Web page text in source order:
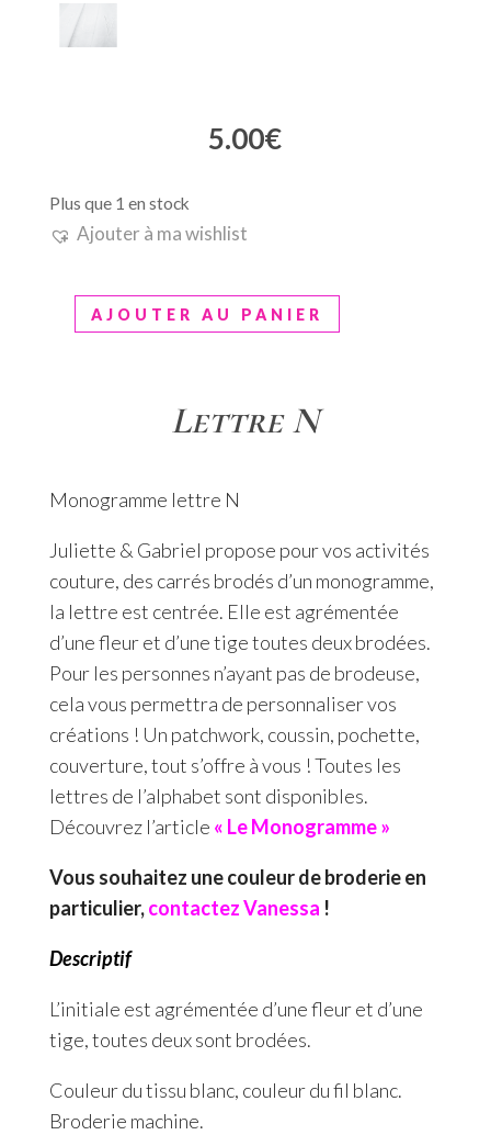
5.00€
Plus que 1 en stock
Ajouter à ma wishlist
AJOUTER AU PANIER
Lettre N
Monogramme lettre N
Juliette & Gabriel propose pour vos activités
couture, des carrés brodés d’un monogramme,
la lettre est centrée. Elle est agrémentée
d’une fleur et d’une tige toutes deux brodées.
Pour les personnes n’ayant pas de brodeuse,
cela vous permettra de personnaliser vos
créations ! Un patchwork, coussin, pochette,
couverture, tout s’offre à vous ! Toutes les
lettres de l’alphabet sont disponibles.
Découvrez l’article « Le Monogramme »
Vous souhaitez une couleur de broderie en
particulier,contactez Vanessa !
Descriptif
L’initiale est agrémentée d’une fleur et d’une
tige, toutes deux sont brodées.
Couleur du tissu blanc, couleur du fil blanc.
Broderie machine.